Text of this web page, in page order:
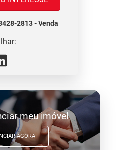
2813 - Venda
meu imóvel
AGORA